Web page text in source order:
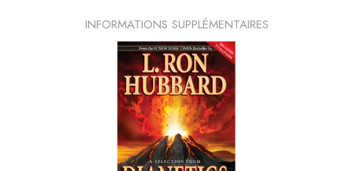
INFORMATIONS SUPPLÉMENTAIRES